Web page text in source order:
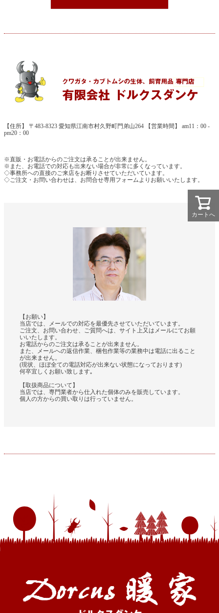
【住所】 〒483-8323 愛知県江南市村久野町門弟山264 【営業時間】 am11：00 -
pm20：00
※直販・お電話からのご注文は承ることが出来ません。
※また、お電話での対応も出来ない場合が非常に多くなっています。
◇事務所への直接のご来店をお断りさせていただいています。
◇ご注文・お問い合わせは、お問合せ専用フォームよりお願いいたします。
【お願い】
当店では、メールでの対応を最優先させていただいています。
ご注文、お問い合わせ、ご質問へは、サイト上又はメールにてお願
いいたします。
お電話からのご注文は承ることが出来ません。
また、メールへの返信作業、梱包作業等の業務中は電話に出ること
が出来ません。
(現状、ほぼ全ての電話対応が出来ない状態になっております)
何卒宜しくお願い致します｡
【取扱商品について】
当店では、専門業者から仕入れた個体のみを販売しています。
個人の方からの買い取りは行っていません。
カートへ